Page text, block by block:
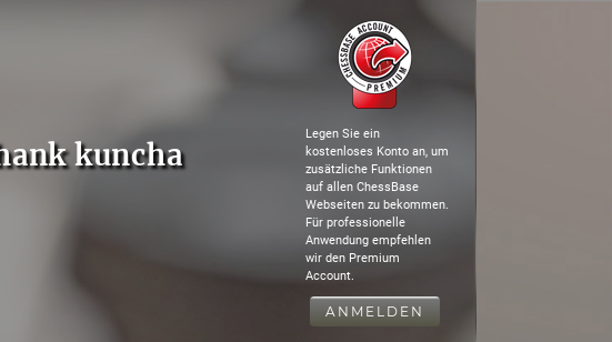
kuncha
Legen Sie ein
kostenloses Konto an, um
zusätzliche Funktionen
auf allen ChessBase
Webseiten zu bekommen.
Für professionelle
Anwendung empfehlen
wir den Premium
Account.
ANMELDEN